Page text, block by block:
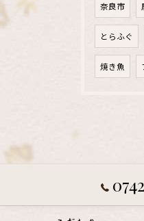
奈良市
とらふぐ
焼き魚